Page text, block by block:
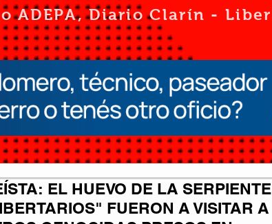
ADEPA, Diario Clarín -
EL HUEVO DE LA SERPIENTE
FUERON A VISITAR A